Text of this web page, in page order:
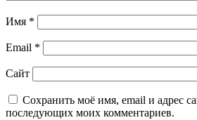
Имя *
Email *
Сайт
Сохранить моё имя, email и адрес
последующих моих комментариев.